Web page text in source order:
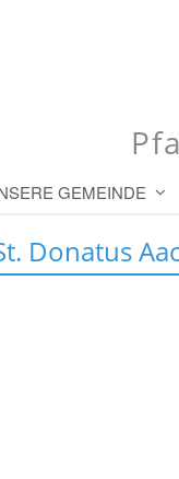
GEMEINDE
Donatus